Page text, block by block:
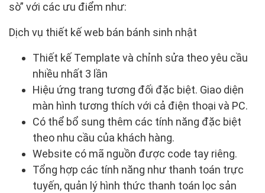
sò” với các ưu điểm như:
Dịch vụ thiết kế web bán bánh sinh nhật
Thiết kế Template và chỉnh sửa theo yêu cầu
nhiều nhất 3 lần
Hiệu ứng trang tương đối đặc biệt. Giao diện
màn hình tương thích với cả điện thoại và PC.
Có thể bổ sung thêm các tính năng đặc biệt
theo nhu cầu của khách hàng.
Website có mã nguồn được code tay riêng.
Tổng hợp các tính năng như thanh toán trực
tuyến, quản lý hình thức thanh toán lọc sản